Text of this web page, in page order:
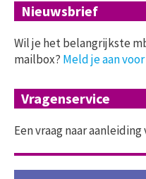
Nieuwsbrief
Wil je het belangrijkste
mailbox? Meld je aan
Vragenservice
Een vraag naar